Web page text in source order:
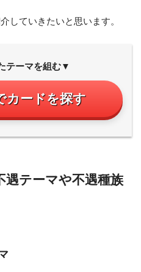
していきたいと思います。
テーマを組む▼
カードを探す
遇テーマや不遇種族